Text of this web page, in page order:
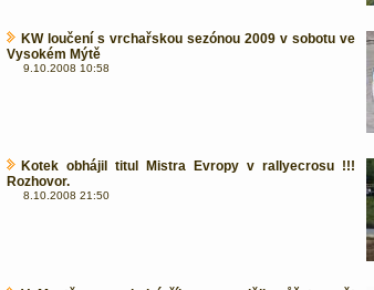
KW loučení s vrchařskou sezónou 2009 v sobotu ve
Vysokém Mýtě
9.10.2008 10:58
Kotek obhájil titul Mistra Evropy v rallyecrosu !!!
Rozhovor.
8.10.2008 21:50